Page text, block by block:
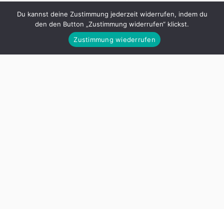
Organisation Afrikanische Einheit in Addis Abeba,
Äthiopien, gegründet – das Konzept eines einheitlichen
Zahlungsmittels aber nicht weiterverfolgt. Einen
Du kannst deine Zustimmung jederzeit widerrufen, indem du
den den Button „Zustimmung widerrufen“ klickst.
Zustimmung wiederrufen